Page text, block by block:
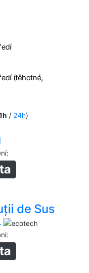
(těhotné,
/ 24h)
:
de Sus
: